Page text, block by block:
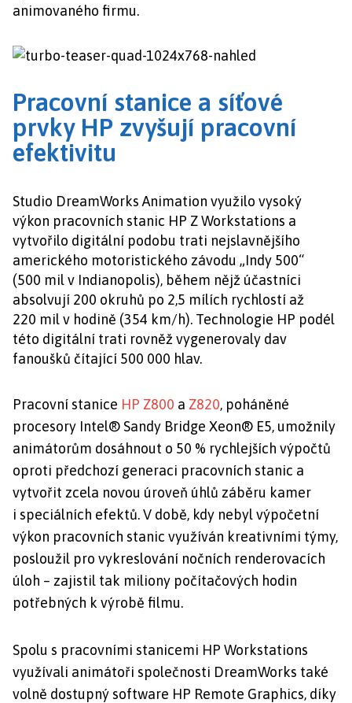
animovaného firmu.
Pracovní stanice a síťové
prvky HP zvyšují pracovní
efektivitu
Studio DreamWorks Animation využilo vysoký
výkon pracovních stanic HP Z Workstations a
vytvořilo digitální podobu trati nejslavnějšího
amerického motoristického závodu „Indy 500“
(500 mil v Indianopolis), během nějž účastníci
absolvují 200 okruhů po 2,5 mílích rychlostí až
220 mil v hodině (354 km/h). Technologie HP podél
této digitální trati rovněž vygenerovaly dav
fanoušků čítající 500 000 hlav.
Pracovní stanice HP Z800 a Z820, poháněné
procesory Intel® Sandy Bridge Xeon® E5, umožnily
animátorům dosáhnout o 50 % rychlejších výpočtů
oproti předchozí generaci pracovních stanic a
vytvořit zcela novou úroveň úhlů záběru kamer
i speciálních efektů. V době, kdy nebyl výpočetní
výkon pracovních stanic využíván kreativními týmy,
posloužil pro vykreslování nočních renderovacích
úloh – zajistil tak miliony počítačových hodin
potřebných k výrobě filmu.
Spolu s pracovními stanicemi HP Workstations
využívali animátoři společnosti DreamWorks také
volně dostupný software HP Remote Graphics, díky